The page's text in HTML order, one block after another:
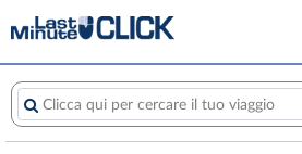
Clicca qui per cercare il tuo viaggio